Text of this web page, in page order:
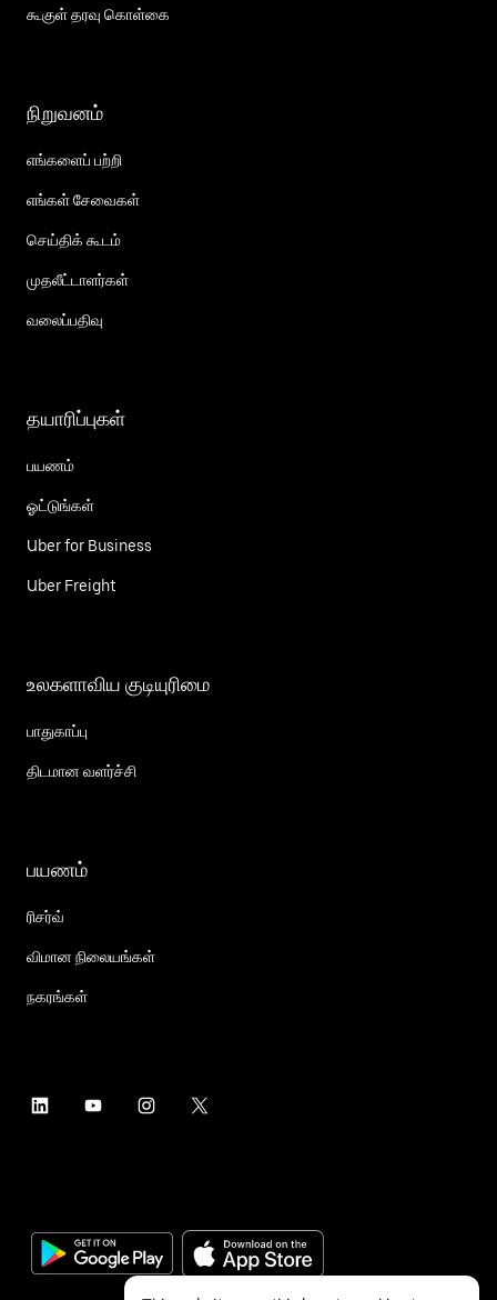
கூகுள் தரவு கொள்கை
நிறுவனம்
எங்களைப் பற்றி
எங்கள் சேவைகள்
செய்திக் கூடம்
முதலீட்டாளர்கள்
வலைப்பதிவு
தயாரிப்புகள்
பயணம்
ஓட்டுங்கள்
Uber for Business
Uber Freight
உலகளாவிய குடியுரிமை
பாதுகாப்பு
திடமான வளர்ச்சி
பயணம்
ரிசர்வ்
விமான நிலையங்கள்
நகரங்கள்